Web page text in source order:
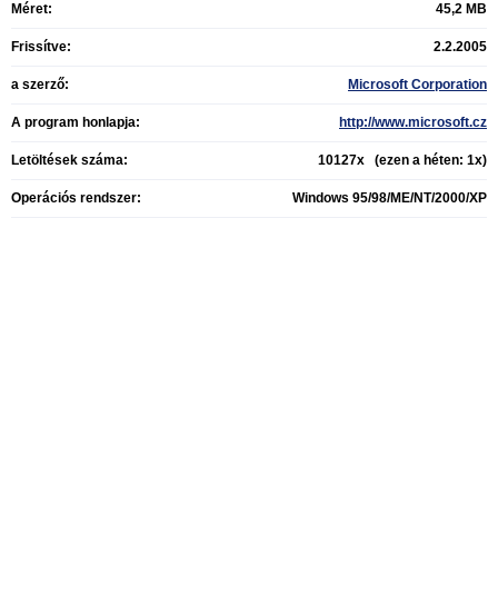
Méret: 45,2 MB
Frissítve: 2.2.2005
a szerző: Microsoft Corporation
A program honlapja: http://www.microsoft.cz
Letöltések száma: 10127x (ezen a héten: 1x)
Operációs rendszer: Windows 95/98/ME/NT/2000/XP